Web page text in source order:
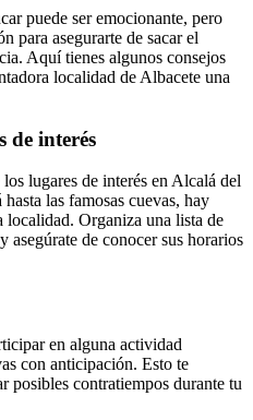
puede ser emocionante, pero
para asegurarte de sacar el
Aquí tienes algunos consejos
localidad de Albacete una
de interés
lugares de interés en Alcalá del
las famosas cuevas, hay
localidad. Organiza una lista de
asegúrate de conocer sus horarios
en alguna actividad
con anticipación. Esto te
posibles contratiempos durante tu